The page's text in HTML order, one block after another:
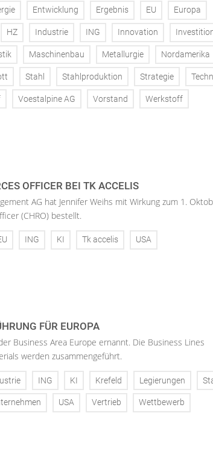
Entwicklung Ergebnis EU Europa
HZ Industrie ING Innovation
Maschinenbau Metallurgie Nordamerika
Stahl Stahlproduktion Strategie
Voestalpine AG Vorstand Werkstoff
OFFICER BEI TK ACCELIS
AG hat Jennifer Weihs mit Wirkung zum 1.
(CHRO) bestellt.
ING KI Tk accelis USA
FÜR EUROPA
Business Area Europe ernannt. Die Business Lines
werden zusammengeführt.
ING KI Krefeld Legierungen
USA Vertrieb Wettbewerb